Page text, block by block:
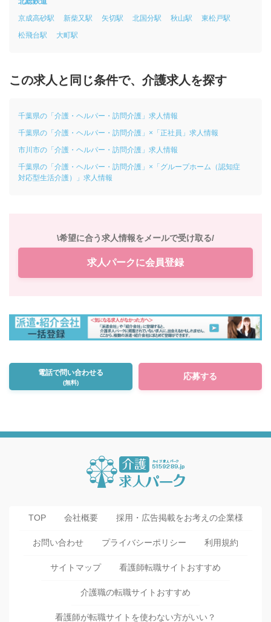
京成高砂駅
新柴又駅 矢切駅 北国分駅 秋山駅
東松戸駅
松飛台駅
大町駅
この求人と同じ条件で、介護求人を探す
千葉県の「介護・ヘルパー・訪問介護」求人情報
千葉県の「介護・ヘルパー・訪問介護」×「正社員」求人情報
市川市の「介護・ヘルパー・訪問介護」求人情報
千葉県の「介護・ヘルパー・訪問介護」×「グループホーム（認知症
対応型生活介護）」求人情報
\希望に合う求人情報をメールで受け取る/
求人パークに会員登録
電話で問い合わせる
(無料)
応募する
TOP 会社概要 採用・広告掲載をお考えの企業様
お問い合わせ プライバシーポリシー 利用規約
サイトマップ 看護師転職サイトおすすめ
介護職の転職サイトおすすめ
看護師が転職サイトを使わない方がいい？